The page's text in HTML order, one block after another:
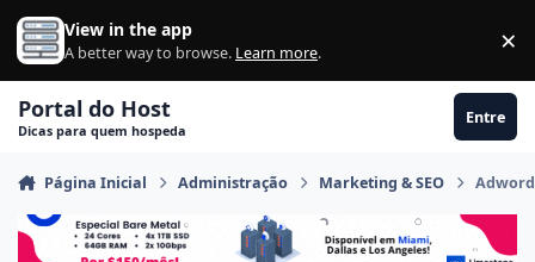
Ir para conteúdo
View in the app
A better way to browse. Learn more. ×
Portal do Host
Dicas para quem hospeda
Entre
Página Inicial Administração Marketing & SEO